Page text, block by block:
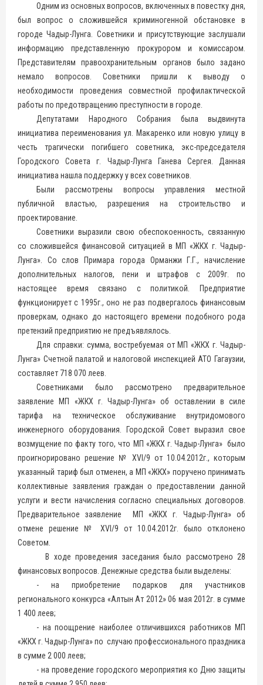
Одним из основных вопросов, включенных в повестку дня,
был вопрос о сложившейся криминогенной обстановке в
городе Чадыр-Лунга. Советники и присутствующие заслушали
информацию представленную прокурором и комиссаром.
Представителям правоохранительным органов было задано
немало вопросов. Советники пришли к выводу о
необходимости проведения совместной профилактической
работы по предотвращению преступности в городе.
Депутатами Народного Собрания была выдвинута
инициатива переименования ул. Макаренко или новую улицу в
честь трагически погибшего советника, экс-председателя
Городского Совета г. Чадыр-Лунга Ганева Сергея. Данная
инициатива нашла поддержку у всех советников.
Были рассмотрены вопросы управления местной
публичной властью, разрешения на строительство и
проектирование.
Советники выразили свою обеспокоенность, связанную
со сложившейся финансовой ситуацией в МП «ЖКХ г. Чадыр-
Лунга». Со слов Примара города Орманжи Г.Г., начисление
дополнительных налогов, пени и штрафов с 2009г. по
настоящее время связано с политикой. Предприятие
функционирует с 1995г., оно не раз подвергалось финансовым
проверкам, однако до настоящего времени подобного рода
претензий предприятию не предъявлялось.
Для справки: сумма, востребуемая от МП «ЖКХ г. Чадыр-
Лунга» Счетной палатой и налоговой инспекцией АТО Гагаузии,
составляет 718 070 леев.
Советниками было рассмотрено предварительное
заявление МП «ЖКХ г. Чадыр-Лунга» об оставлении в силе
тарифа на техническое обслуживание внутридомового
инженерного оборудования. Городской Совет выразил свое
возмущение по факту того, что МП «ЖКХ г. Чадыр-Лунга» было
проигнорировано решение № XVI/9 от 10.04.2012г., которым
указанный тариф был отменен, а МП «ЖКХ» поручено принимать
коллективные заявления граждан о предоставлении данной
услуги и вести начисления согласно специальных договоров.
Предварительное заявление МП «ЖКХ г. Чадыр-Лунга» об
отмене решение № XVI/9 от 10.04.2012г. было отклонено
Советом.
В ходе проведения заседания было рассмотрено 28
финансовых вопросов. Денежные средства были выделены:
- на приобретение подарков для участников
регионального конкурса «Алтын Ат 2012» 06 мая 2012г. в сумме
1 400 леев;
- на поощрение наиболее отличившихся работников МП
«ЖКХ г. Чадыр-Лунга» по случаю профессионального праздника
в сумме 2 000 леев;
- на проведение городского мероприятия ко Дню защиты